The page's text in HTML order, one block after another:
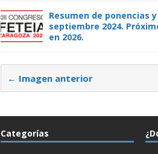
Resumen de ponencias
septiembre 2024.
en 2026.
← Imagen anterior
Categorías